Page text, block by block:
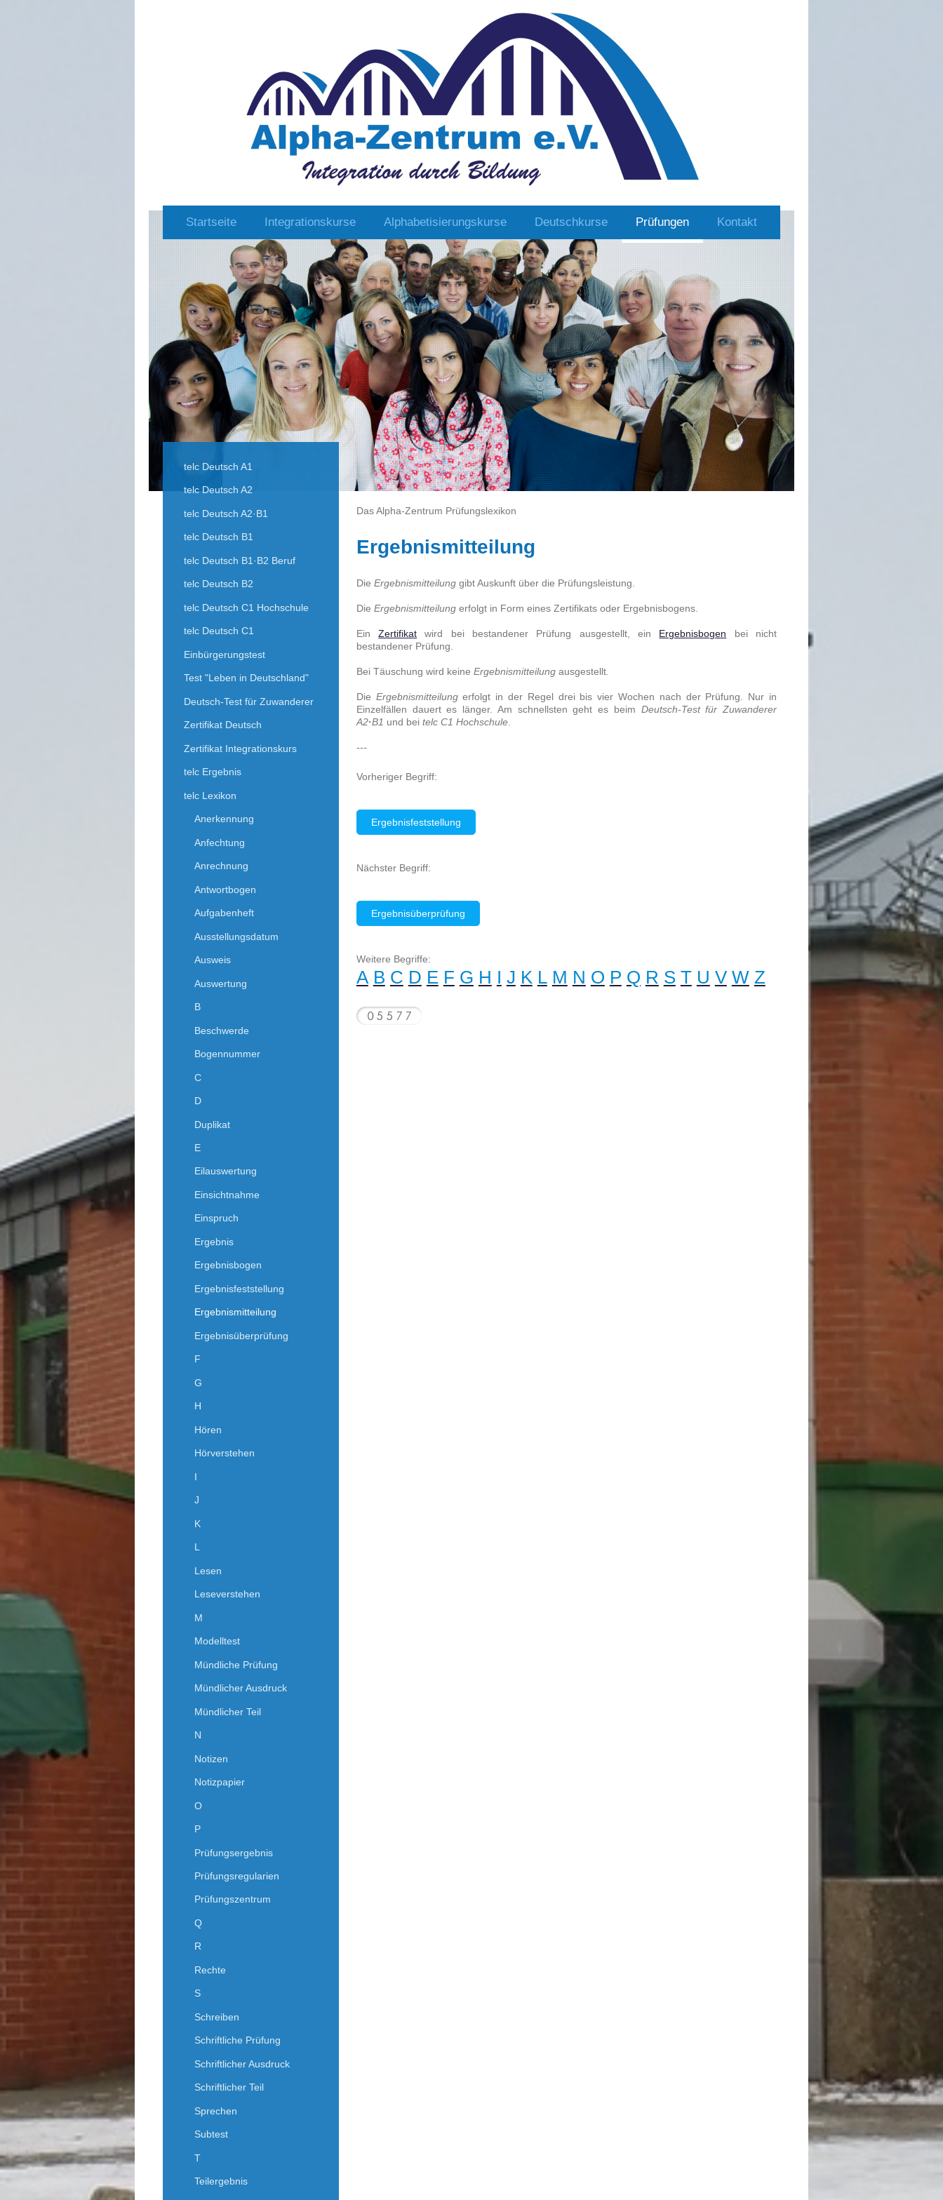
Startseite Integrationskurse Alphabetisierungskurse Deutschkurse Prüfungen Kontakt
Das Alpha-Zentrum Prüfungslexikon
Ergebnismitteilung
Die Ergebnismitteilunggibt Auskunft über die Prüfungsleistung.
Die Ergebnismitteilungerfolgt in Form eines Zertifikats oder Ergebnisbogens.
EinZertifikat wird bei bestandener Prüfung ausgestellt, ein Ergebnisbogen bei nicht
bestandener Prüfung.
Bei Täuschung wird keine Ergebnismitteilungausgestellt.
Die Ergebnismitteilungerfolgt in der Regel drei bis vier Wochen nach der Prüfung. Nur in
Einzelfällen dauert es länger. Am schnellsten geht es beim Deutsch-Test für Zuwanderer
A2·B1 und bei telc C1 Hochschule.
---
Vorheriger Begriff:
Ergebnisfeststellung
Nächster Begriff:
Ergebnisüberprüfung
Weitere Begriffe:
A B C D E F G H I J K L M N O P Q R S T U V W Z
telc Deutsch A1
telc Deutsch A2
telc Deutsch A2·B1
telc Deutsch B1
telc Deutsch B1·B2 Beruf
telc Deutsch B2
telc Deutsch C1 Hochschule
telc Deutsch C1
Einbürgerungstest
Test "Leben in Deutschland"
Deutsch-Test für Zuwanderer
Zertifikat Deutsch
Zertifikat Integrationskurs
telc Ergebnis
telc Lexikon
Anerkennung
Anfechtung
Anrechnung
Antwortbogen
Aufgabenheft
Ausstellungsdatum
Ausweis
Auswertung
B
Beschwerde
Bogennummer
C
D
Duplikat
E
Eilauswertung
Einsichtnahme
Einspruch
Ergebnis
Ergebnisbogen
Ergebnisfeststellung
Ergebnismitteilung
Ergebnisüberprüfung
F
G
H
Hören
Hörverstehen
I
J
K
L
Lesen
Leseverstehen
M
Modelltest
Mündliche Prüfung
Mündlicher Ausdruck
Mündlicher Teil
N
Notizen
Notizpapier
O
P
Prüfungsergebnis
Prüfungsregularien
Prüfungszentrum
Q
R
Rechte
S
Schreiben
Schriftliche Prüfung
Schriftlicher Ausdruck
Schriftlicher Teil
Sprechen
Subtest
T
Teilergebnis